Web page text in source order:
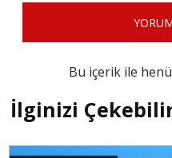
Bu içerik ile
İlginizi